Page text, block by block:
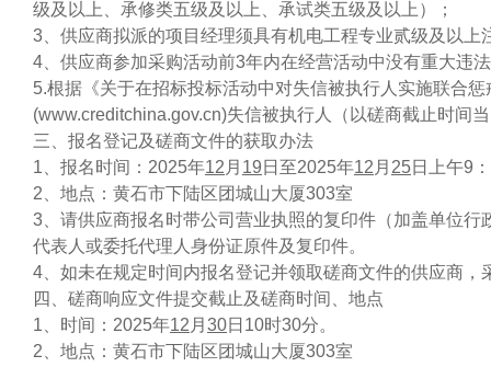
级及以上、承修类五级及以上、承试类五级及以上）；
3、供应商拟派的项目经理须具有机电工程专业贰级及以上
4、供应商参加采购活动前3年内在经营活动中没有重大违
5.根据《关于在招标投标活动中对失信被执行人实施联合
(www.creditchina.gov.cn)失信被执行人（以磋商截止时间
三、 报名登记及磋商文件的获取办法
1、报名时间：2025年12 月 19 日至2025年12 月 25日上午9
2 、地点：黄石市下陆区团城山大厦303室
3、请供应商报名时带公司营业执照的复印件（加盖单位
代表人或委托代理人身份证原件及复印件。
4、如未在规定时间内报名登记并领取磋商文件的供应商
四、磋商响应文件提交截止及磋商时间、地点
1、时间：2025年12 月 30日 10时30分。
2 、地点：黄石市下陆区团城山大厦303室